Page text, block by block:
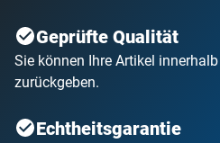
Geprüfte Qualität
Sie können Ihre Artikel
zurückgeben.
Echtheitsgarantie